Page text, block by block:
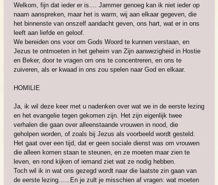
Welkom, fijn dat ieder er is.... Jammer genoeg kan ik niet ieder op
naam aanspreken, maar het is warm, wij aan elkaar gegeven, die
het binnenste van onszelf aandacht geven, ons hart, wat er in ons
leeft aan liefde en geloof.
We bereiden ons voor om Gods Woord te kunnen verstaan, en
Jezus te ontmoeten in het geheim van Zijn aanwezigheid in Hostie
en Beker, door te vragen om ons te concentreren, en ons te
zuiveren, als er kwaad in ons zou spelen naar God en elkaar.
HOMILIE
Ja, ik wil deze keer met u nadenken over wat we in de eerste lezing
en het evangelie tegen gekomen zijn. Het zijn eigenlijk twee
verhalen die gaan over alleenstaande vrouwen in nood, die
geholpen worden, of zoals bij Jezus als voorbeeld wordt gesteld.
Het gaat over een tijd, dat er geen sociale dienst was om vrouwen
die alleen komen staan te steunen, en ze moeten maar zien te
leven, en rond kijken of iemand ziet wat ze nodig hebben.
Toch wil ik in wat ons gezegd wordt naar die laatste zin gaan van
de eerste lezing......En je zult je misschien af vragen: wat moeten